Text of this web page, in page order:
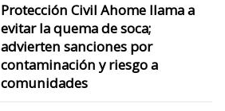
Protección Civil Ahome llama a
evitar la quema de soca;
advierten sanciones por
contaminación y riesgo a
comunidades